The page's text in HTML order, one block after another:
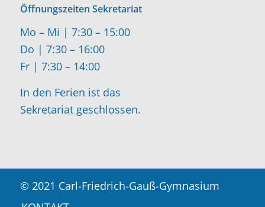
Öffnungszeiten Sekretariat
Mo – Mi | 7:30 – 15:00
Do | 7:30 – 16:00
Fr | 7:30 – 14:00
In den Ferien ist das
Sekretariat geschlossen.
© 2021 Carl-Friedrich-Gauß-Gymnasium